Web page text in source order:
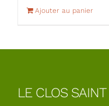
Ajouter au panier
LE CLOS